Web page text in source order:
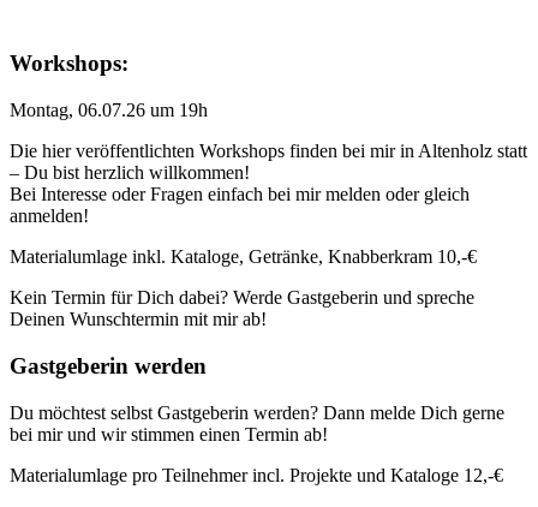
Workshops:
Montag, 06.07.26 um 19h
Die hier veröffentlichten Workshops finden bei mir in Altenholz statt
– Du bist herzlich willkommen!
Bei Interesse oder Fragen einfach bei mir melden oder gleich
anmelden!
Materialumlage inkl. Kataloge, Getränke, Knabberkram 10,-€
Kein Termin für Dich dabei? Werde Gastgeberin und spreche
Deinen Wunschtermin mit mir ab!
Gastgeberin werden
Du möchtest selbst Gastgeberin werden? Dann melde Dich gerne
bei mir und wir stimmen einen Termin ab!
Materialumlage pro Teilnehmer incl. Projekte und Kataloge 12,-€